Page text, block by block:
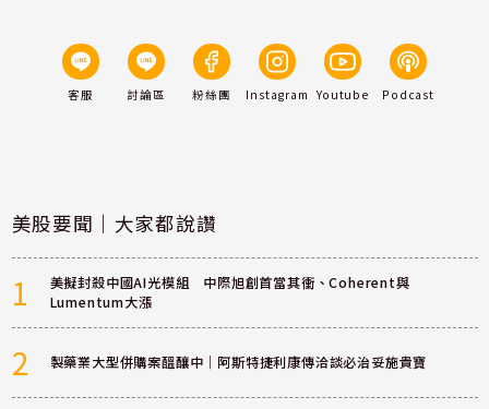
客服 討論區 粉絲團 Instagram Youtube Podcast
美股要聞｜大家都說讚
1
美擬封殺中國AI光模組 中際旭創首當其衝、Coherent與
Lumentum大漲
2 製藥業大型併購案醞釀中｜阿斯特捷利康傳洽談必治妥施貴寶